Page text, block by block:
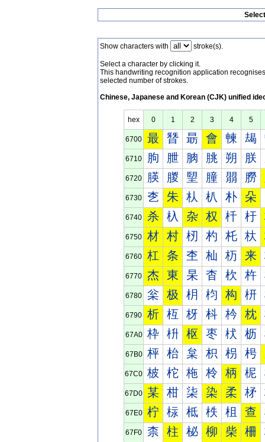
Show characters with stroke(s).
Select a character by clicking it.
This handwriting recognition application
selected number of strokes.
Chinese, Japanese and Korean (CJK) unified
hex 0 1 2 3 4 5
6700 最 朁 朂 會 朄 朅
6710 朐 朑 朒 朓 朔 朕
6720 朠 朡 朢 朣 朤 朥
6730 朰 朱 朲 朳 朴 朵
6740 杀 杁 杂 权 杄 杅
6750 材 村 杒 杓 杔 杕
6760 杠 条 杢 杣 杤 来
6770 杰 東 杲 杳 杴 杵
6780 枀 极 枂 枃 构 枅
6790 析 枑 枒 枓 枔 枕
67A0 枠 枡 枢 枣 枤 枥
67B0 枰 枱 枲 枳 枴 枵
67C0 柀 柁 柂 柃 柄 柅
67D0 某 柑 柒 染 柔 柕
67E0 柠 柡 柢 柣 柤 查
67F0 柰 柱 柲 柳 柴 柵